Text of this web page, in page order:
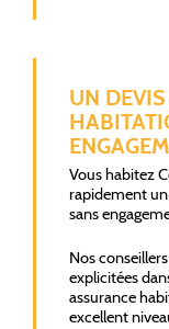
UN
Vous habitez
rapidement
sans
Nos
explicitées
assurance
excellent